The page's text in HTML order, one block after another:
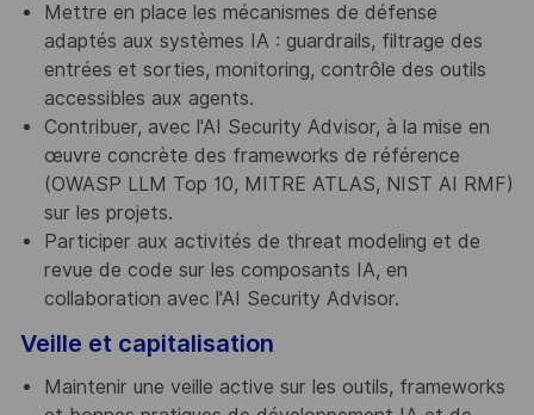
Mettre en place les mécanismes de défense
adaptés aux systèmes IA : guardrails, filtrage des
entrées et sorties, monitoring, contrôle des outils
accessibles aux agents.
Contribuer, avec l'AI Security Advisor, à la mise en
œuvre concrète des frameworks de référence
(OWASP LLM Top 10, MITRE ATLAS, NIST AI RMF)
sur les projets.
Participer aux activités de threat modeling et de
revue de code sur les composants IA, en
collaboration avec l'AI Security Advisor.
Veille et capitalisation
Maintenir une veille active sur les outils, frameworks